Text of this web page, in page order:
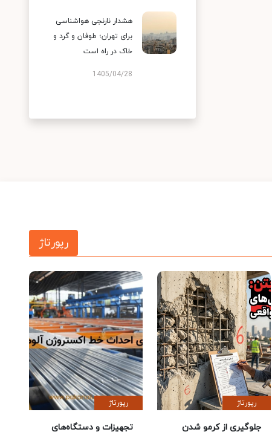
هشدار نارنجی هواشناسی
برای تهران؛ طوفان و گرد و
خاک در راه است
1405/04/28
رپورتاژ
رپورتاژ
جلوگیری از کرمو شدن
رپورتاژ
تجهیزات و دستگاه‌های